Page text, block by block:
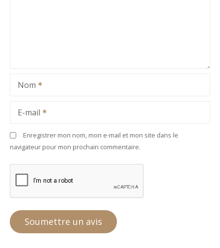
Nom
E-mail
Enregistrer mon nom, mon e-mail et mon site dans le
navigateur pour mon prochain commentaire.